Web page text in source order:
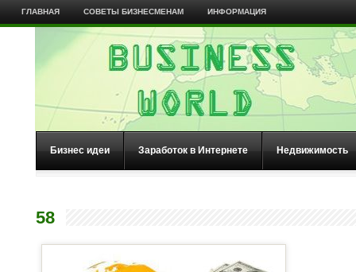
ГЛАВНАЯ СОВЕТЫ БИЗНЕСМЕНАМ ИНФОРМАЦИЯ
Бизнес идеи Заработок в Интернете Недвижимость
58